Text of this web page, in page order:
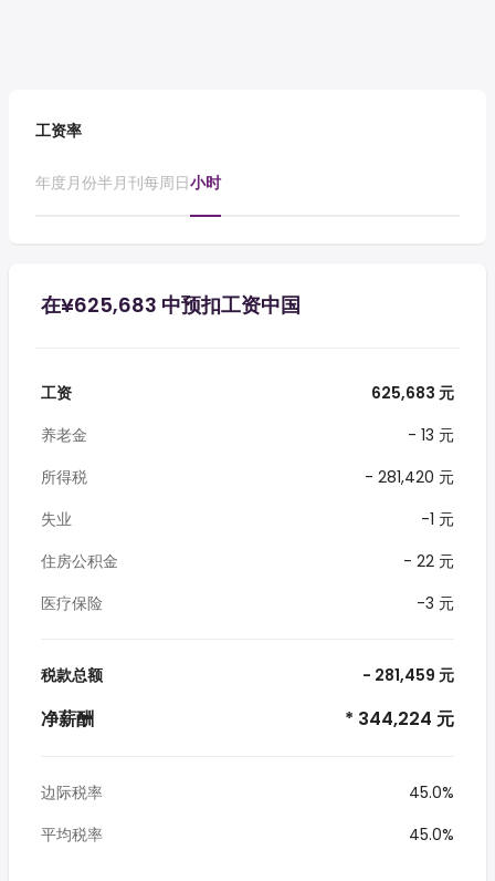
工资率
年度月份半月刊每周日小时
在¥625,683 中预扣工资中国
工资
625,683 元
养老金
- 13 元
所得税
- 281,420 元
失业
-1 元
住房公积金
- 22 元
医疗保险
-3 元
税款总额 - 281,459 元
净薪酬 * 344,224 元
边际税率
45.0%
平均税率
45.0%